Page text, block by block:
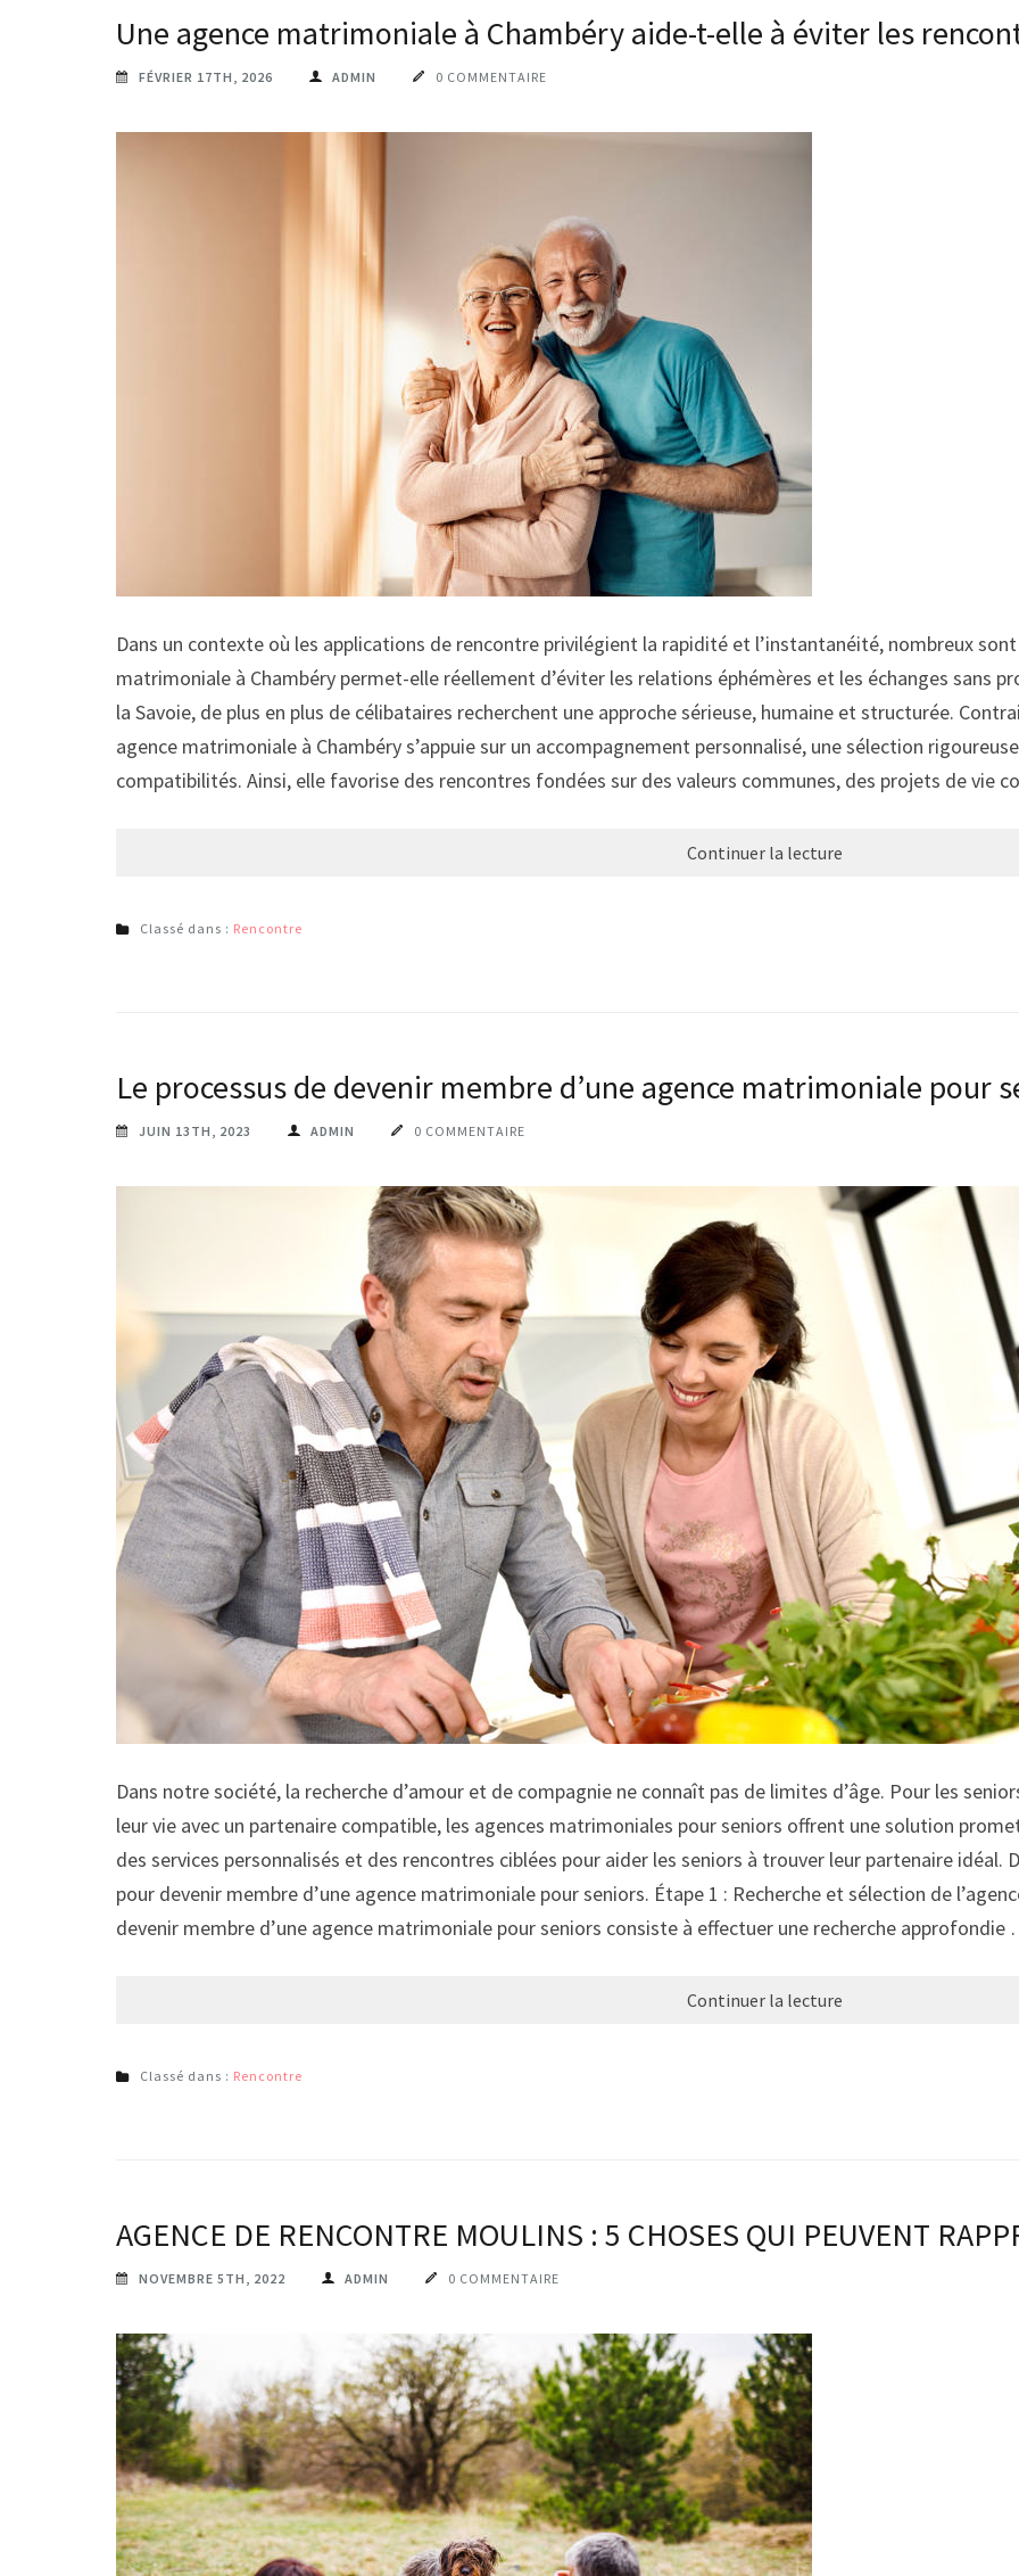
Une agence matrimoniale à Chambéry aide-t-elle à éviter les
FÉVRIER 17TH, 2026 ADMIN 0 COMMENTAIRE
Dans un contexte où les applications de rencontre privilégient la rapidité et l’instantanéité, nombreux
matrimoniale à Chambéry permet-elle réellement d’éviter les relations éphémères et les échanges sans
la Savoie, de plus en plus de célibataires recherchent une approche sérieuse, humaine et structurée.
agence matrimoniale à Chambéry s’appuie sur un accompagnement personnalisé, une sélection
compatibilités. Ainsi, elle favorise des rencontres fondées sur des valeurs communes, des projets de vie
Continuer la lecture
Classé dans : Rencontre
Le processus de devenir membre d’une agence matrimoniale pour
JUIN 13TH, 2023 ADMIN 0 COMMENTAIRE
Dans notre société, la recherche d’amour et de compagnie ne connaît pas de limites d’âge. Pour les
leur vie avec un partenaire compatible, les agences matrimoniales pour seniors offrent une solution
des services personnalisés et des rencontres ciblées pour aider les seniors à trouver leur partenaire idéal.
pour devenir membre d’une agence matrimoniale pour seniors. Étape 1 : Recherche et sélection de
devenir membre d’une agence matrimoniale pour seniors consiste à effectuer une recherche approfondie
Continuer la lecture
Classé dans : Rencontre
AGENCE DE RENCONTRE MOULINS : 5 CHOSES QUI PEUVENT
NOVEMBRE 5TH, 2022 ADMIN 0 COMMENTAIRE